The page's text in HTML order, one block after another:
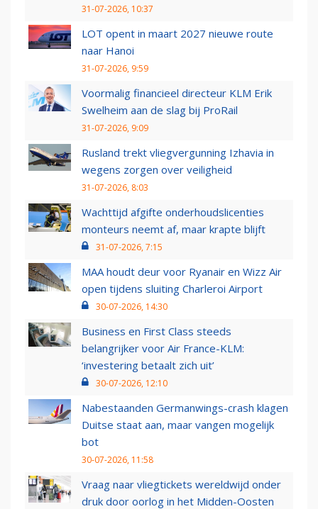
31-07-2026, 10:37
LOT opent in maart 2027 nieuwe route
naar Hanoi
31-07-2026, 9:59
Voormalig financieel directeur KLM Erik
Swelheim aan de slag bij ProRail
31-07-2026, 9:09
Rusland trekt vliegvergunning Izhavia in
wegens zorgen over veiligheid
31-07-2026, 8:03
Wachttijd afgifte onderhoudslicenties
monteurs neemt af, maar krapte blijft
31-07-2026, 7:15
MAA houdt deur voor Ryanair en Wizz Air
open tijdens sluiting Charleroi Airport
30-07-2026, 14:30
Business en First Class steeds
belangrijker voor Air France-KLM:
‘investering betaalt zich uit’
30-07-2026, 12:10
Nabestaanden Germanwings-crash klagen
Duitse staat aan, maar vangen mogelijk
bot
30-07-2026, 11:58
Vraag naar vliegtickets wereldwijd onder
druk door oorlog in het Midden-Oosten